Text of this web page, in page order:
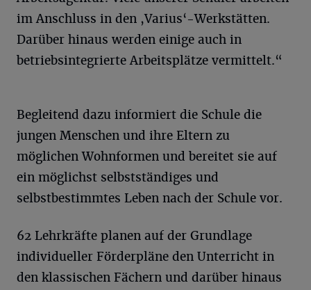
im Anschluss in den ,Varius‘-Werkstätten.
Darüber hinaus werden einige auch in
betriebsintegrierte Arbeitsplätze vermittelt.“
Begleitend dazu informiert die Schule die
jungen Menschen und ihre Eltern zu
möglichen Wohnformen und bereitet sie auf
ein möglichst selbstständiges und
selbstbestimmtes Leben nach der Schule vor.
62 Lehrkräfte planen auf der Grundlage
individueller Förderpläne den Unterricht in
den klassischen Fächern und darüber hinaus